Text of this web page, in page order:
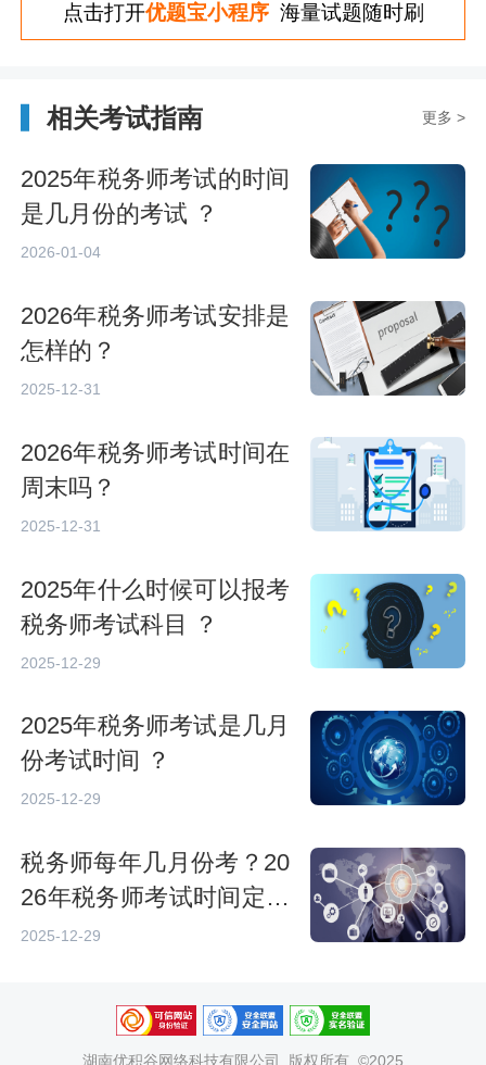
点击打开优题宝小程序海量试题随时刷
相关考试指南 更多 >
2025年税务师考试的时间
是几月份的考试 ？
2026-01-04
2026年税务师考试安排是
怎样的？
2025-12-31
2026年税务师考试时间在
周末吗？
2025-12-31
2025年什么时候可以报考
税务师考试科目 ？
2025-12-29
2025年税务师考试是几月
份考试时间 ？
2025-12-29
税务师每年几月份考？20
26年税务师考试时间定了
吗
2025-12-29
湖南优积谷网络科技有限公司 版权所有 ©2025